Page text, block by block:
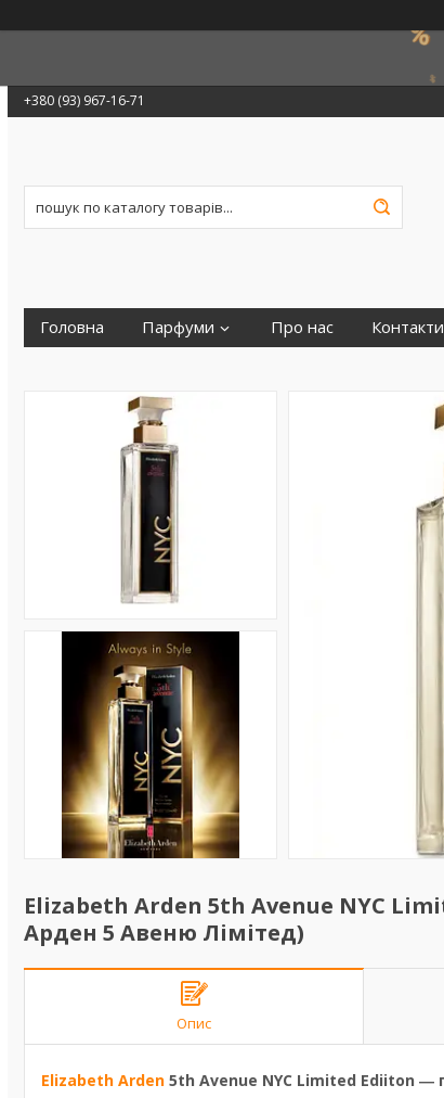
+380 (93) 967-16-71
Головна Парфуми Про нас Контакти
Elizabeth Arden 5th Avenue NYC
Арден 5 Авеню Лімітед)
Опис
Elizabeth Arden 5th Avenue NYC Limited Ediiton ―